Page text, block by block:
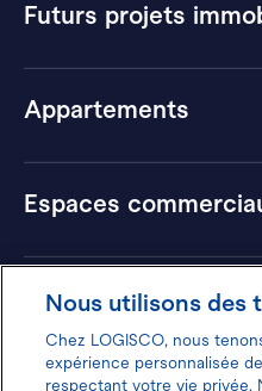
Futurs projets
Appartements
Espaces
Hôtels
Nous utilisons des
Chez LOGISCO, nous
expérience personnalisée
respectant votre vie privée.